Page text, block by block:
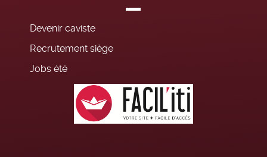
Devenir caviste
Recrutement siège
Jobs été